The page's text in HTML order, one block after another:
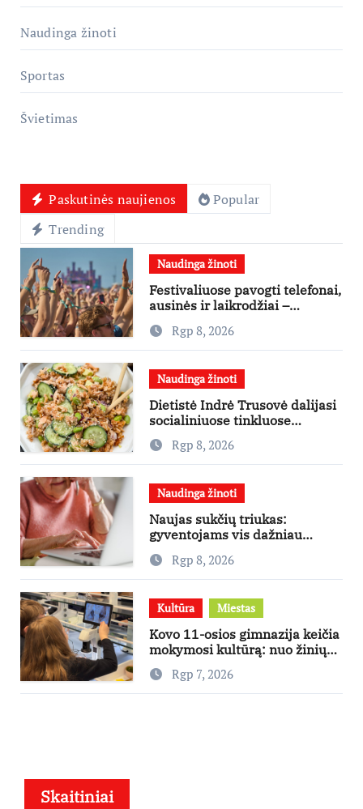
Naudinga žinoti
Sportas
Švietimas
Paskutinės naujienos
Popular
Trending
Naudinga žinoti
Festivaliuose pavogti telefonai,
ausinės ir laikrodžiai –
ekspertai primena apie
didžiausias finansines rizikas
Rgp 8, 2026
Naudinga žinoti
Dietistė Indrė Trusovė dalijasi
socialiniuose tinkluose
išpopuliarėjusiu lašišos salotų
receptuRgp 8, 2026
Naudinga žinoti
Naujas sukčių triukas:
gyventojams vis dažniau
skambina per „Viber“
Rgp 8, 2026
Kultūra Miestas
Kovo 11-osios gimnazija keičia
mokymosi kultūrą: nuo žinių
kaupimo – prie jų supratimo ir
taikymo
Rgp 7, 2026
Skaitiniai